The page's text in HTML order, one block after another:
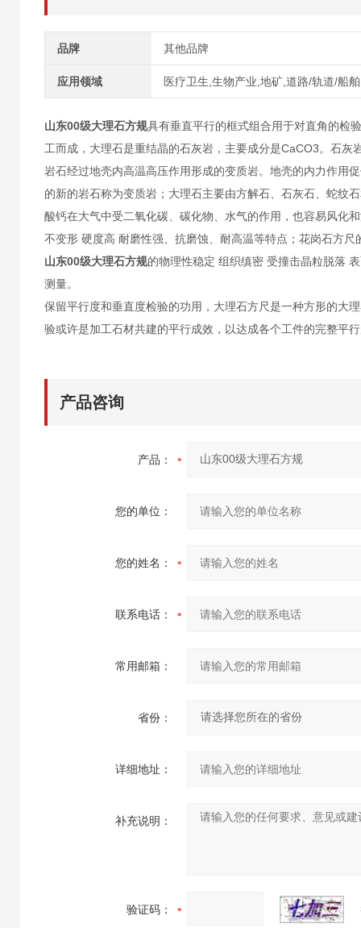
品牌 其他品牌
应用领域 医疗卫生,生物产业,地矿,道路/轨道/船
山东00级大理石方规具有垂直平行的框式组合用于对直角的检
工而成，大理石是重结晶的石灰岩，主要成分是CaCO3。石
岩石经过地壳内高温高压作用形成的变质岩。地壳的内力作用
的新的岩石称为变质岩；大理石主要由方解石、石灰石、蛇纹
酸钙在大气中受二氧化碳、碳化物、水气的作用，也容易风化
不变形 硬度高 耐磨性强、抗磨蚀、耐高温等特点；花岗石方
山东00级大理石方规的物理性稳定 组织缜密 受撞击晶粒脱落
测量。
保留平行度和垂直度检验的功用，大理石方尺是一种方形的大
验或许是加工石材共建的平行成效，以达成各个工件的完整平
产品咨询
产品：
您的单位：
您的姓名：
联系电话：
常用邮箱：
省份：
详细地址：
补充说明：
验证码：